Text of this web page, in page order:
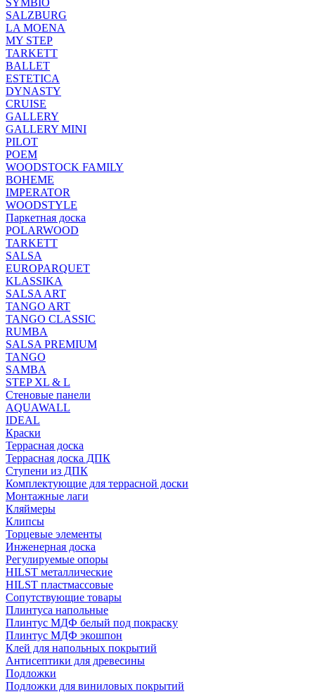
SYMBIO
SALZBURG
LA MOENA
MY STEP
TARKETT
BALLET
ESTETICA
DYNASTY
CRUISE
GALLERY
GALLERY MINI
PILOT
POEM
WOODSTOCK FAMILY
BOHEME
IMPERATOR
WOODSTYLE
Паркетная доска
POLARWOOD
TARKETT
SALSA
EUROPARQUET
KLASSIKA
SALSA ART
TANGO ART
TANGO CLASSIC
RUMBA
SALSA PREMIUM
TANGO
SAMBA
STEP XL & L
Стеновые панели
AQUAWALL
IDEAL
Краски
Террасная доска
Террасная доска ДПК
Ступени из ДПК
Комплектующие для террасной доски
Монтажные лаги
Кляймеры
Клипсы
Торцевые элементы
Инженерная доска
Регулируемые опоры
HILST металлические
HILST пластмассовые
Сопутствующие товары
Плинтуса напольные
Плинтус МДФ белый под покраску
Плинтус МДФ экошпон
Клей для напольных покрытий
Антисептики для древесины
Подложки
Подложки для виниловых покрытий